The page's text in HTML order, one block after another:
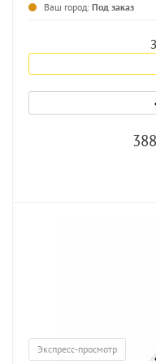
Ваш город: Под заказ
Экспресс-просмотр